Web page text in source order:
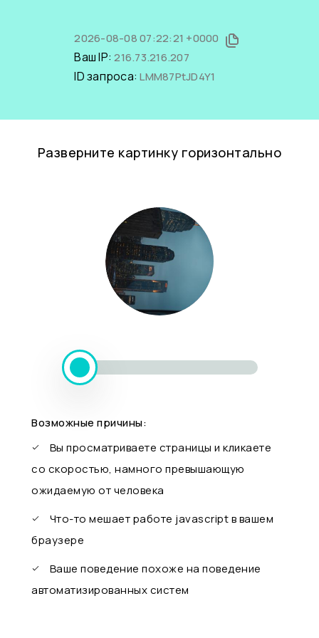
2026-08-08 07:22:21 +0000
Ваш IP:216.73.216.207
ID запроса:LMM87PtJD4Y1
Разверните картинку горизонтально
Возможные причины:
Вы просматриваете страницы и кликаете
со скоростью, намного превышающую
ожидаемую от человека
Что-то мешает работе javascript в вашем
браузере
Ваше поведение похоже на поведение
автоматизированных систем